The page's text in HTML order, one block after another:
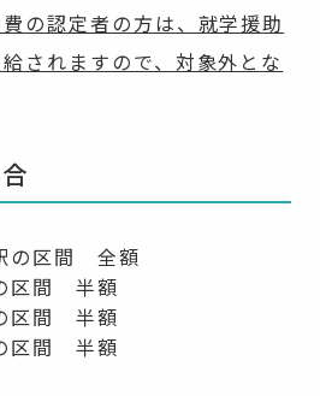
の認定者の方は、就学援助
されますので、対象外とな
の区間 全額
区間 半額
区間 半額
区間 半額